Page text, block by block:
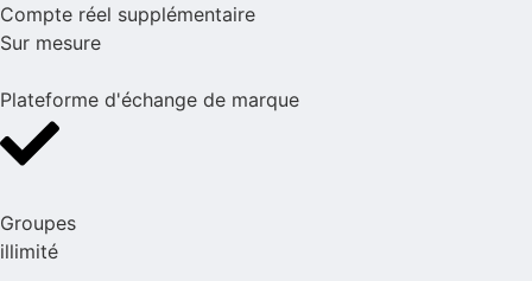
Compte réel supplémentaire
Sur mesure
Plateforme d'échange de marque
Groupes
illimité